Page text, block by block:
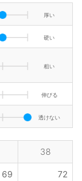
厚い
硬い
粗い
伸びる
透けない
38
69 72